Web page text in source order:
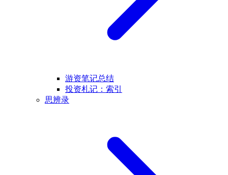
游资笔记总结
投资札记：索引
思辨录